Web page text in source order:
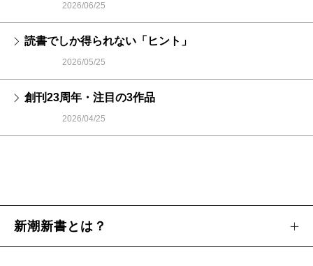
2026/06/25
読書でしか得られない「ヒント」
2026/05/25
創刊23周年・注目の3作品
2026/04/25
新潮新書とは？